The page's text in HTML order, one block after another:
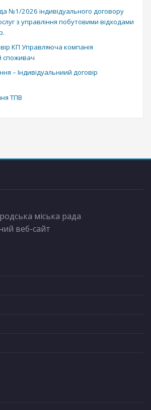
№1/2026 індивідуального договору
з управління побутовими відходами
КП Управляюча компанія
споживач
– Індивідуальниий договір
ТПВ
міська рада
веб-сайт